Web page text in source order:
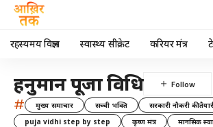
रहस्यमय विज्ञान स्वास्थ्य सीक्रेट करियर मंत्र
हनुमान पूजा विधि
# मुख्य समाचार सच्ची भक्ति
सरकारी नौकरी की
puja vidhi step by step
कृष्ण मंत्र
मानसिक